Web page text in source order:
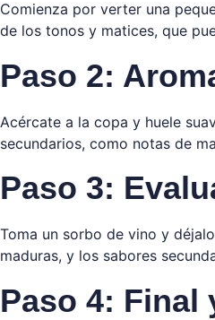
Comienza por verter una
de los tonos y matices, que
Paso 2:
Acércate a la copa y huele
secundarios, como notas de
Paso 3:
Toma un sorbo de vino y
maduras, y los sabores
Paso 4: Final